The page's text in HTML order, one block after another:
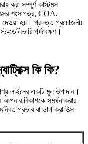
করা সম্পূর্ণ কাস্টমস
শংসাপত্র, COA,
দেওয়া হয়। প্রদত্ত প্রয়োজনীয়
ডেলিভারি পর্যবেক্ষণ।
কি কি?
লাইনের একটি মূল উপাদান।
বিকাশকে সমর্থন করার
প্রভাব বা ভাগ করা উত্স